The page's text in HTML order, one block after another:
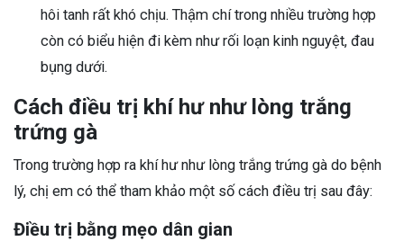
hôi tanh rất khó chịu. Thậm chí trong nhiều trường hợp
còn có biểu hiện đi kèm như rối loạn kinh nguyệt, đau
bụng dưới.
Cách điều trị khí hư như lòng trắng
trứng gà
Trong trường hợp ra khí hư như lòng trắng trứng gà do bệnh
lý, chị em có thể tham khảo một số cách điều trị sau đây:
Điều trị bằng mẹo dân gian